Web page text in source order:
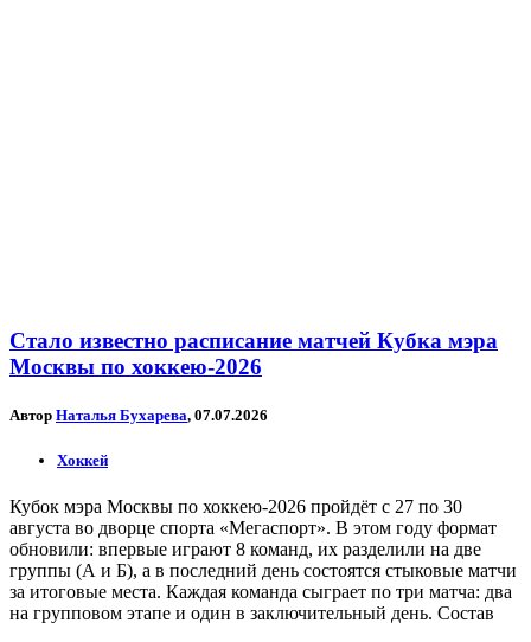
Стало известно расписание матчей Кубка мэра
Москвы по хоккею-2026
Автор Наталья Бухарева, 07.07.2026
Хоккей
Кубок мэра Москвы по хоккею-2026 пройдёт с 27 по 30
августа во дворце спорта «Мегаспорт». В этом году формат
обновили: впервые играют 8 команд, их разделили на две
группы (А и Б), а в последний день состоятся стыковые матчи
за итоговые места. Каждая команда сыграет по три матча: два
на групповом этапе и один в заключительный день. Состав